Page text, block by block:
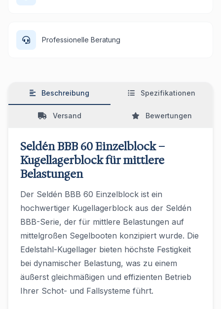
Professionelle Beratung
Beschreibung Spezifikationen
Versand Bewertungen
Seldén BBB 60 Einzelblock –
Kugellagerblock für mittlere
Belastungen
Der Seldén BBB 60 Einzelblock ist ein
hochwertiger Kugellagerblock aus der Seldén
BBB-Serie, der für mittlere Belastungen auf
mittelgroßen Segelbooten konzipiert wurde. Die
Edelstahl-Kugellager bieten höchste Festigkeit
bei dynamischer Belastung, was zu einem
äußerst gleichmäßigen und effizienten Betrieb
Ihrer Schot- und Fallsysteme führt.